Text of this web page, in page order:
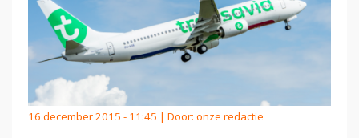
16 december 2015 - 11:45 | Door: onze redactie